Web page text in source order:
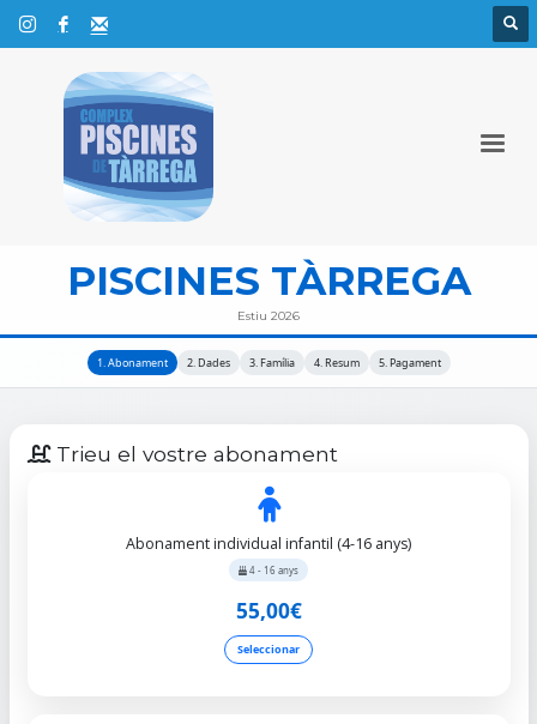
PISCINES TÀRREGA
Estiu 2026
1. Abonament 2. Dades 3. Família 4. Resum 5. Pagament
Trieu el vostre abonament
Abonament individual infantil (4-16 anys)
4 - 16 anys
55,00€
Seleccionar